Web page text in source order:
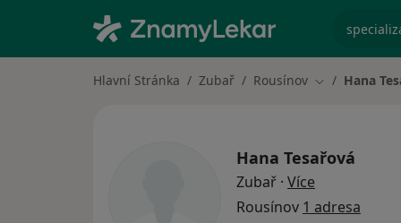
Hlavní Stránka Zubař Rousínov Změna města
Hana
Hana Tesařová
Zubař · Více
Rousínov 1 adresa